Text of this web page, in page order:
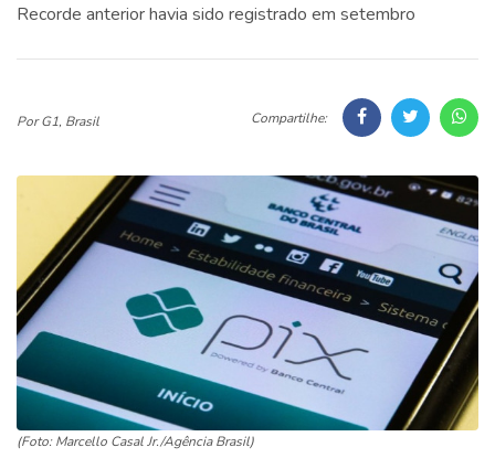
Recorde anterior havia sido registrado em setembro
Por G1, Brasil Compartilhe:
(Foto: Marcello Casal Jr./Agência Brasil)